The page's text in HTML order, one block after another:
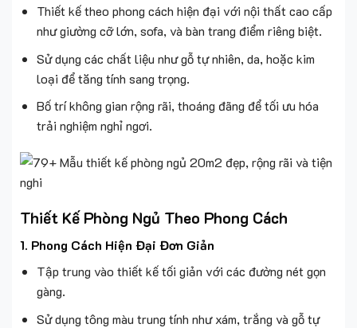
Thiết kế theo phong cách hiện đại với nội thất cao cấp
như giường cỡ lớn, sofa, và bàn trang điểm riêng biệt.
Sử dụng các chất liệu như gỗ tự nhiên, da, hoặc kim
loại để tăng tính sang trọng.
Bố trí không gian rộng rãi, thoáng đãng để tối ưu hóa
trải nghiệm nghỉ ngơi.
Thiết Kế Phòng Ngủ Theo Phong Cách
1. Phong Cách Hiện Đại Đơn Giản
Tập trung vào thiết kế tối giản với các đường nét gọn
gàng.
Sử dụng tông màu trung tính như xám, trắng và gỗ tự